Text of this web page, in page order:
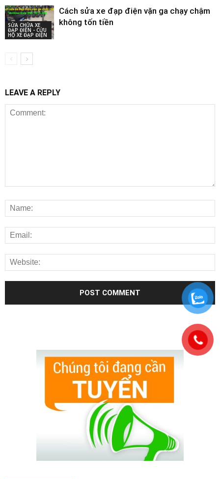
SỬA CHỮA XE
ĐẠP ĐIỆN - CỨU
HỘ XE ĐẠP ĐIỆN
Cách sửa xe đạp điện vặn ga chạy chậm
không tốn tiền
LEAVE A REPLY